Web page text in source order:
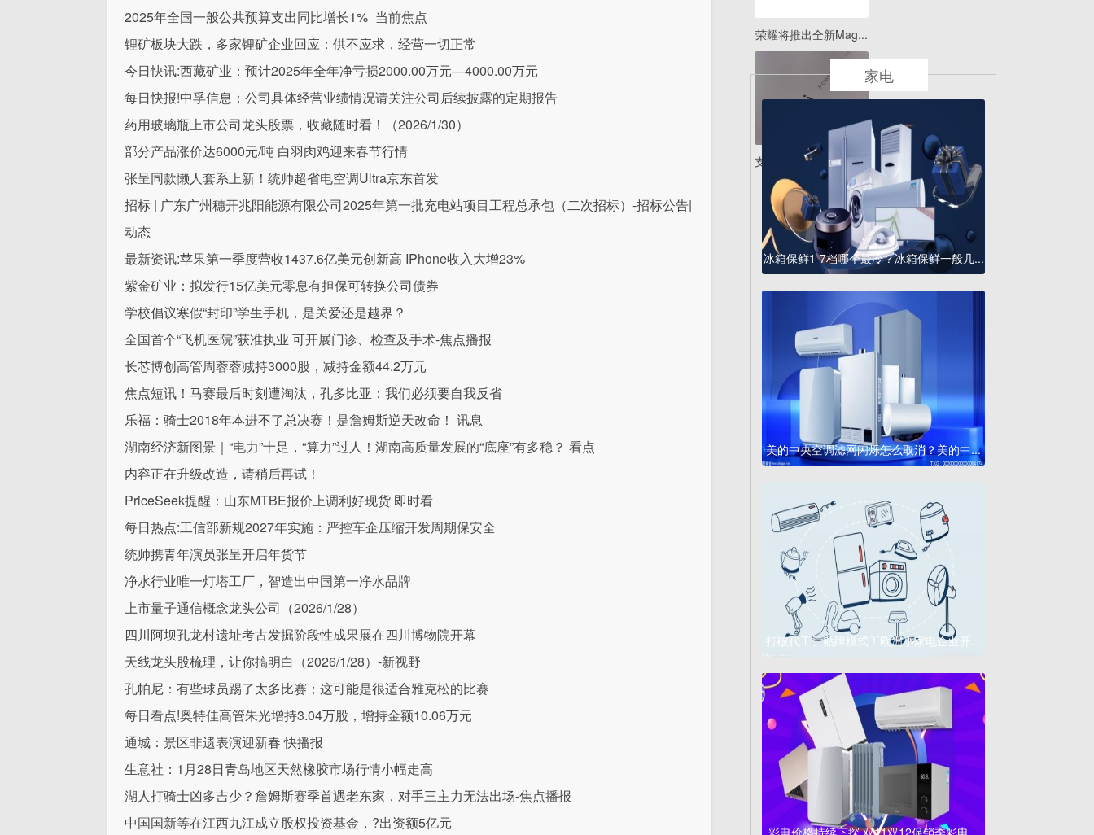
2025年全国一般公共预算支出同比增长1%_当前焦点
锂矿板块大跌，多家锂矿企业回应：供不应求，经营一切正常
今日快讯:西藏矿业：预计2025年全年净亏损2000.00万元—4000.00万元
每日快报!中孚信息：公司具体经营业绩情况请关注公司后续披露的定期报告
药用玻璃瓶上市公司龙头股票，收藏随时看！（2026/1/30）
部分产品涨价达6000元/吨 白羽肉鸡迎来春节行情
张呈同款懒人套系上新！统帅超省电空调Ultra京东首发
招标 | 广东广州穗开兆阳能源有限公司2025年第一批充电站项目工程总承包（二次招标）-招标公告|
动态
最新资讯:苹果第一季度营收1437.6亿美元创新高 IPhone收入大增23%
紫金矿业：拟发行15亿美元零息有担保可转换公司债券
学校倡议寒假“封印”学生手机，是关爱还是越界？
全国首个“飞机医院”获准执业 可开展门诊、检查及手术-焦点播报
长芯博创高管周蓉蓉减持3000股，减持金额44.2万元
焦点短讯！马赛最后时刻遭淘汰，孔多比亚：我们必须要自我反省
乐福：骑士2018年本进不了总决赛！是詹姆斯逆天改命！ 讯息
湖南经济新图景｜“电力”十足，“算力”过人！湖南高质量发展的“底座”有多稳？ 看点
内容正在升级改造，请稍后再试！
PriceSeek提醒：山东MTBE报价上调利好现货 即时看
每日热点:工信部新规2027年实施：严控车企压缩开发周期保安全
统帅携青年演员张呈开启年货节
净水行业唯一灯塔工厂，智造出中国第一净水品牌
上市量子通信概念龙头公司（2026/1/28）
四川阿坝孔龙村遗址考古发掘阶段性成果展在四川博物院开幕
天线龙头股梳理，让你搞明白（2026/1/28）-新视野
孔帕尼：有些球员踢了太多比赛；这可能是很适合雅克松的比赛
每日看点!奥特佳高管朱光增持3.04万股，增持金额10.06万元
通城：景区非遗表演迎新春 快播报
生意社：1月28日青岛地区天然橡胶市场行情小幅走高
湖人打骑士凶多吉少？詹姆斯赛季首遇老东家，对手三主力无法出场-焦点播报
中国国新等在江西九江成立股权投资基金，?出资额5亿元
荣耀将推出全新Mag...
支持67W快充!Redmi...
家电
冰箱保鲜1-7档哪个最冷？冰箱保鲜一般几...
美的中央空调滤网闪烁怎么取消？美的中...
打破代工、贴牌模式！欧洲小家电企业开...
彩电价格持续下探 双11双12促销季彩电...